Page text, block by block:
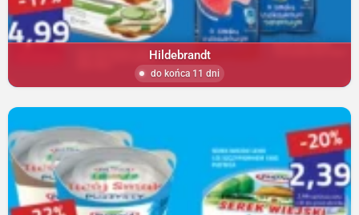
Hildebrandt
do końca 11 dni